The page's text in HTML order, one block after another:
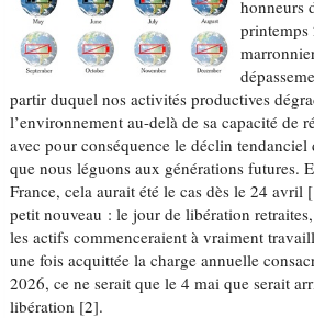
honneurs
printemps
partir duquel nos activités productives
l’environnement au-delà de sa capacité de
avec pour conséquence le déclin
que nous léguons aux générations futures.
France, cela aurait été le cas dès le 24 avril
petit nouveau : le jour de libération
les actifs commenceraient à vraiment
une fois acquittée la charge annuelle
2026, ce ne serait que le 4 mai que serait
libération [2].